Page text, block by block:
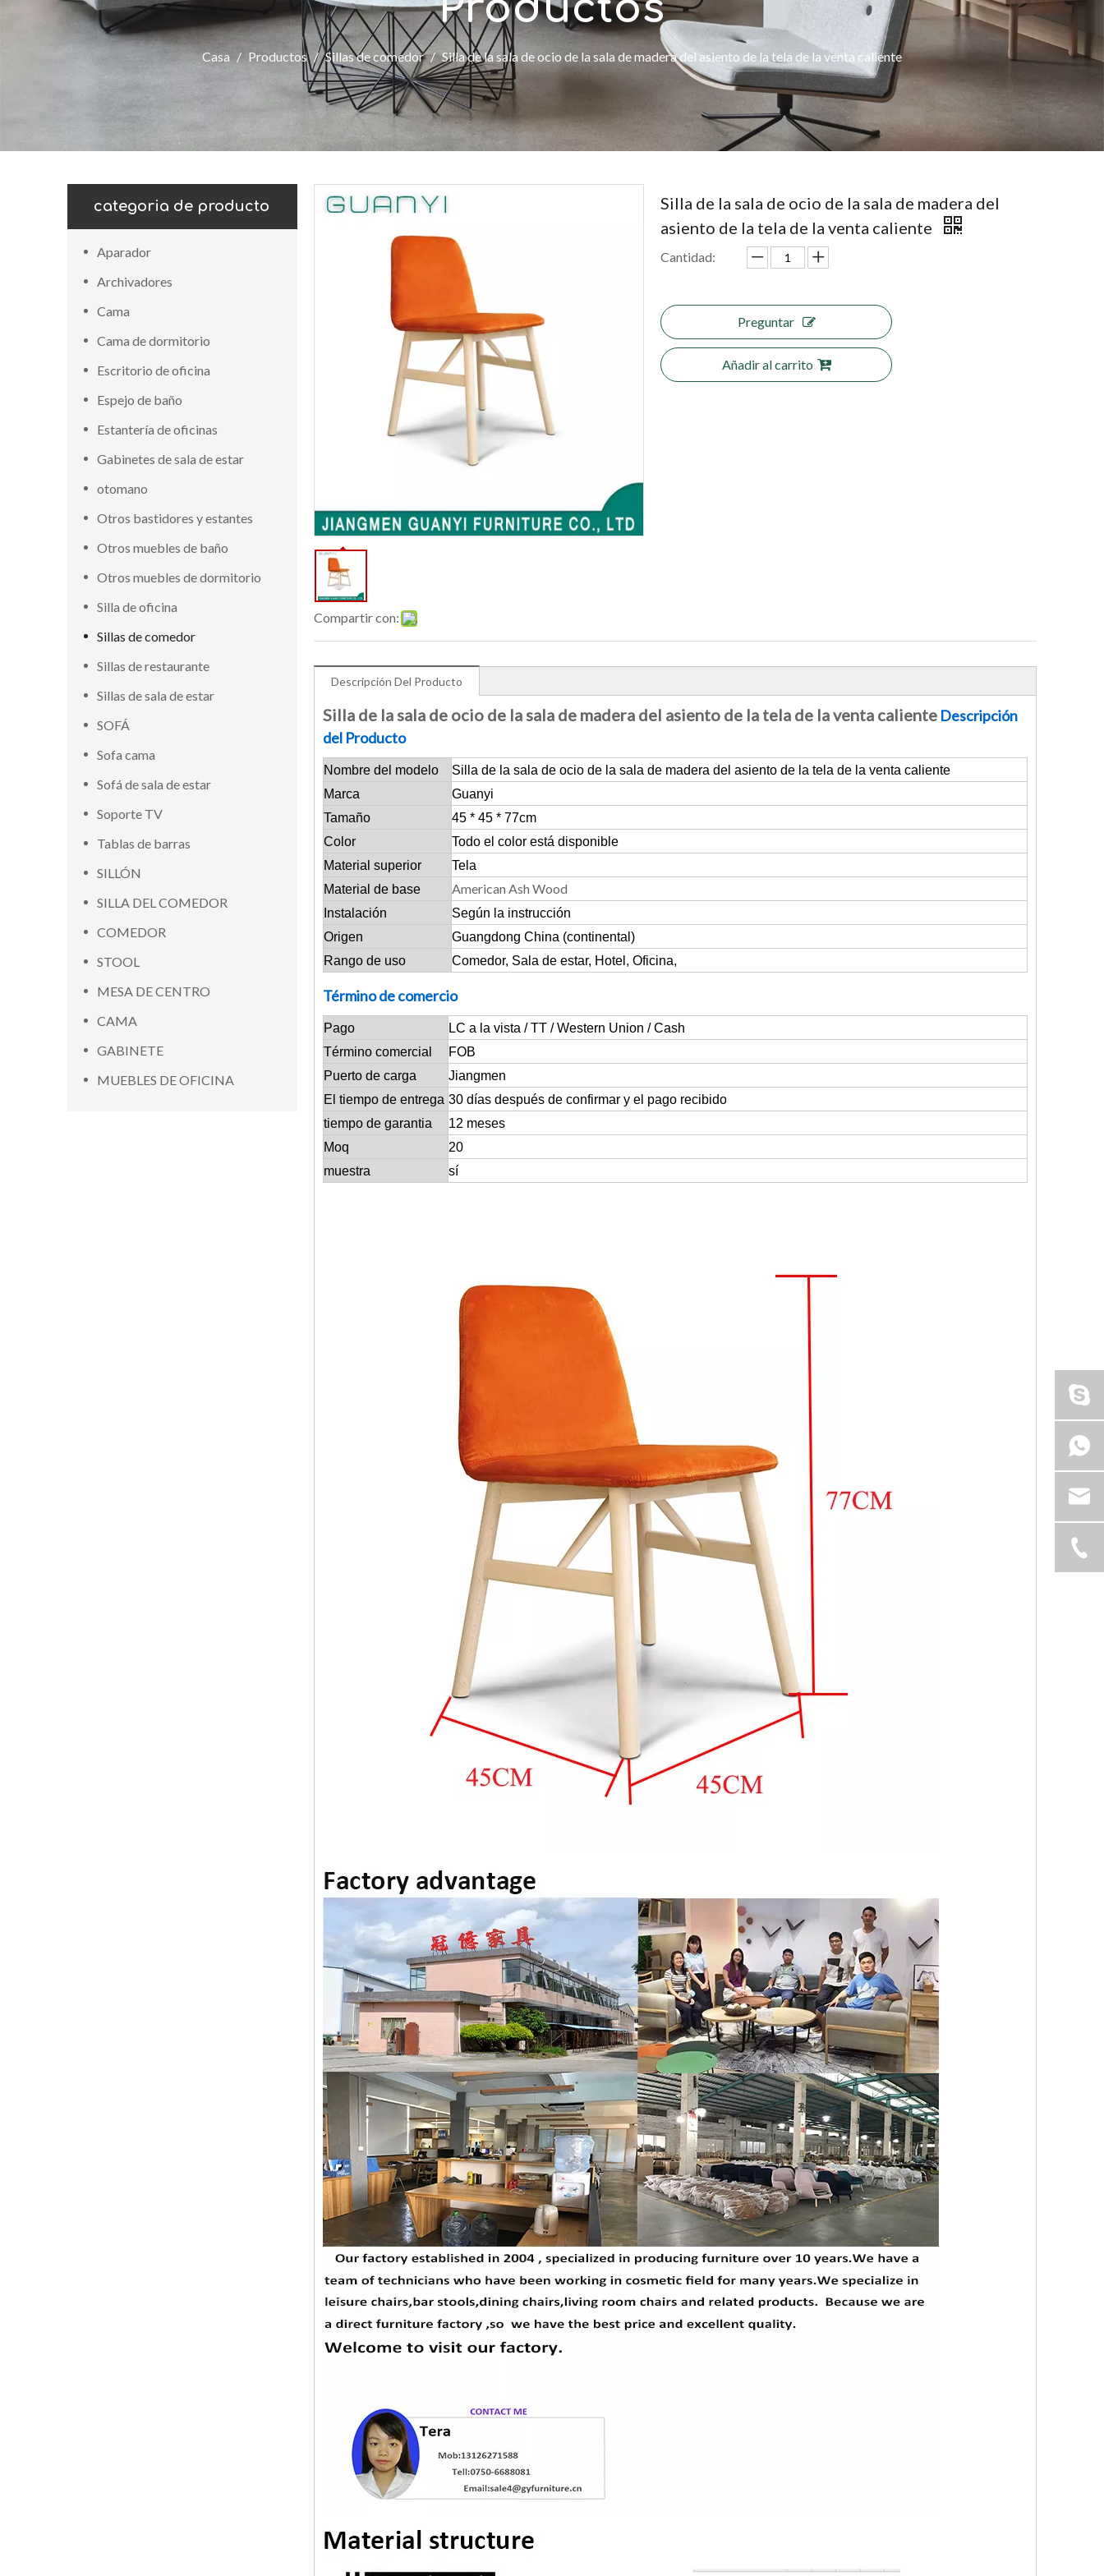
Casa / Productos / Sillas de comedor / Silla de la sala de ocio de la sala de madera del asiento de la tela de la venta caliente
categoria de producto
Aparador
Archivadores
Cama
Cama de dormitorio
Escritorio de oficina
Espejo de baño
Estantería de oficinas
Gabinetes de sala de estar
otomano
Otros bastidores y estantes
Otros muebles de baño
Otros muebles de dormitorio
Silla de oficina
Sillas de comedor
Sillas de restaurante
Sillas de sala de estar
SOFÁ
Sofa cama
Sofá de sala de estar
Soporte TV
Tablas de barras
SILLÓN
SILLA DEL COMEDOR
COMEDOR
STOOL
MESA DE CENTRO
CAMA
GABINETE
MUEBLES DE OFICINA
Compartir con:
Silla de la sala de ocio de la sala de madera del
asiento de la tela de la venta caliente
Cantidad:
Preguntar
Añadir al carrito
Descripción Del Producto
Silla de la sala de ocio de la sala de madera del asiento de la tela de la venta caliente Descripción
del Producto
Nombre del modelo
Silla de la sala de ocio de la sala de madera del asiento de la tela de la venta caliente
Marca
Guanyi
Tamaño
45 * 45 * 77cm
Color
Todo el color está disponible
Material superior
Tela
Material de base
American Ash Wood
Instalación
Según la instrucción
Origen
Guangdong China (continental)
Rango de uso
Comedor, Sala de estar, Hotel, Oficina,
Término de comercio
Pago
LC a la vista / TT / Western Union / Cash
Término comercial
FOB
Puerto de carga
Jiangmen
El tiempo de entrega 30 días después de confirmar y el pago recibido
tiempo de garantia
12 meses
Moq
20
muestra
sí